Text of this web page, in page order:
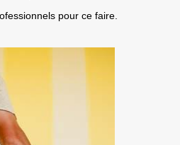
pour ce faire.